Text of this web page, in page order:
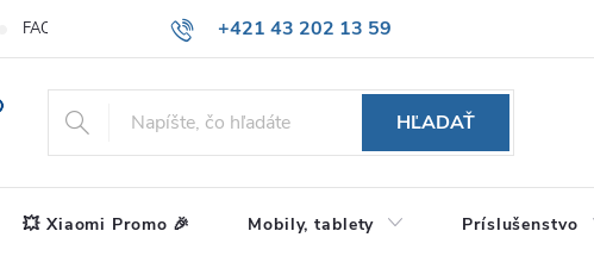
+421 43 202 13 59
FAQ
HĽADAŤ
💥 Xiaomi Promo 🎉 Mobily, tablety Príslušenstvo